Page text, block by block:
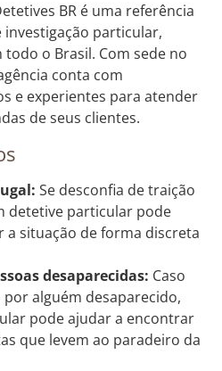
BR é uma referência
investigação particular,
o Brasil. Com sede no
conta com
e experientes para atender
de seus clientes.
Se desconfia de traição
detetive particular pode
a situação de forma discreta
desaparecidas: Caso
alguém desaparecido,
pode ajudar a encontrar
que levem ao paradeiro da